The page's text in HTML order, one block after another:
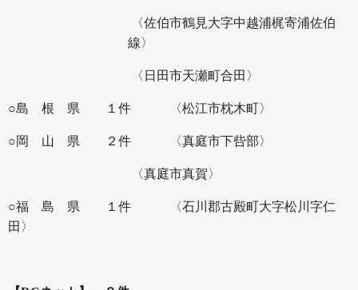
〈佐伯市鶴見大字中越浦梶寄浦佐伯
線〉
〈日田市天瀬町合田〉
○島 根 県 １件 〈松江市枕木町〉
○岡 山 県 ２件 〈真庭市下呰部〉
〈真庭市真賀〉
○福 島 県 １件
〈石川郡古殿町大字松川字仁
田〉